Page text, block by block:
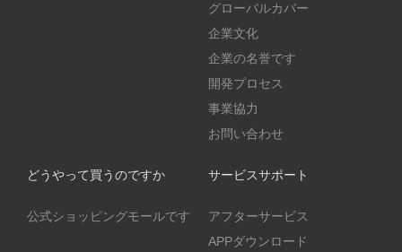
グローバルカバー
企業文化
企業の名誉です
開発プロセス
事業協力
お問い合わせ
どうやって買うのですか
公式ショッピングモールです
サービスサポート
アフターサービス
APPダウンロード